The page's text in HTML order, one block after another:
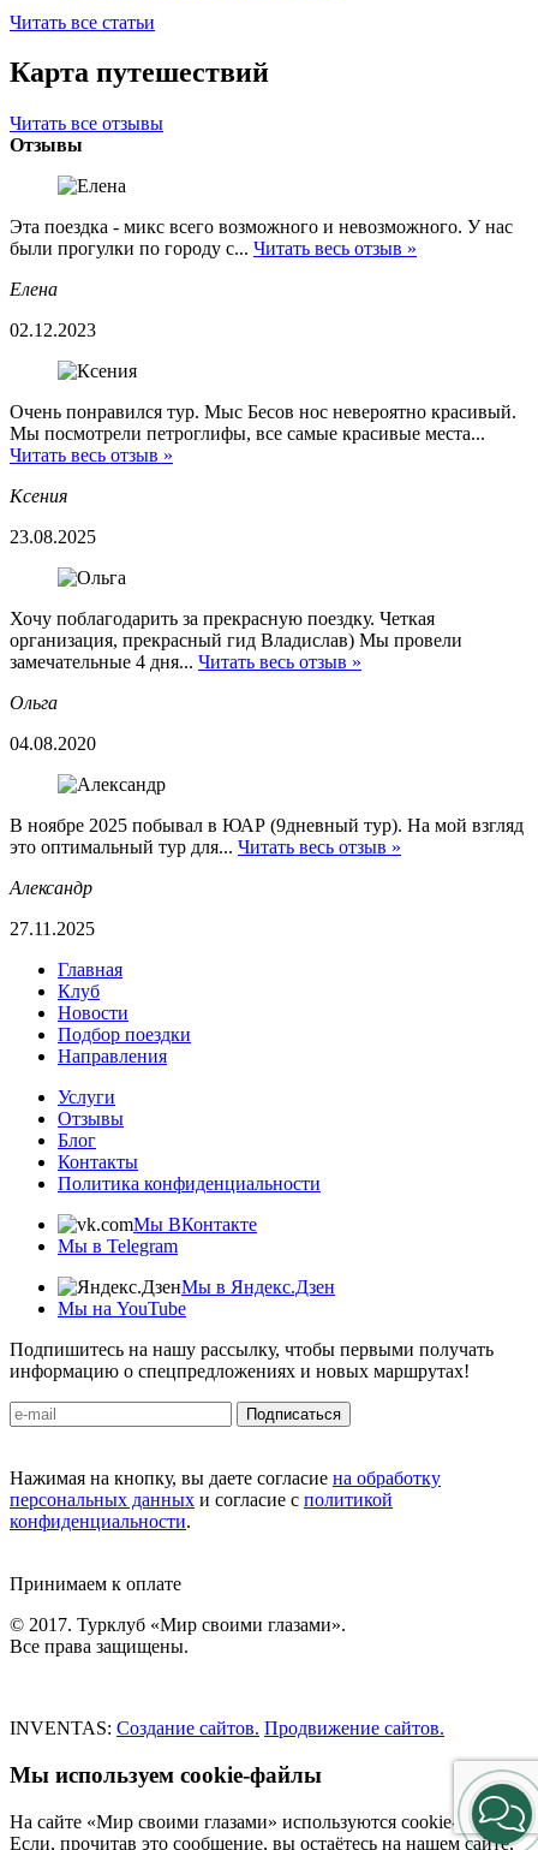
Читать все статьи
Карта путешествий
Читать все отзывы
Отзывы
Эта поездка - микс всего возможного и невозможного. У нас
были прогулки по городу с... Читать весь отзыв »
Елена
02.12.2023
Очень понравился тур. Мыс Бесов нос невероятно красивый.
Мы посмотрели петроглифы, все самые красивые места...
Читать весь отзыв »
Ксения
23.08.2025
Хочу поблагодарить за прекрасную поездку. Четкая
организация, прекрасный гид Владислав) Мы провели
замечательные 4 дня... Читать весь отзыв »
Ольга
04.08.2020
В ноябре 2025 побывал в ЮАР (9дневный тур). На мой взгляд
это оптимальный тур для... Читать весь отзыв »
Александр
27.11.2025
Главная
Клуб
Новости
Подбор поездки
Направления
Услуги
Отзывы
Блог
Контакты
Политика конфиденциальности
Мы ВКонтакте
Мы в Telegram
Мы в Яндекс.Дзен
Мы на YouTube
Подпишитесь на нашу рассылку, чтобы первыми получать
информацию о спецпредложениях и новых маршрутах!
Подписаться
Нажимая на кнопку, вы даете согласие на обработку
персональных данных и согласие с политикой
конфиденциальности.
Принимаем к оплате
© 2017. Турклуб «Мир своими глазами».
Все права защищены.
INVENTAS: Создание сайтов. Продвижение сайтов.
Мы используем cookie-файлы
На сайте «Мир своими глазами» используются cookie-файлы.
Если, прочитав это сообщение, вы остаётесь на нашем сайте,